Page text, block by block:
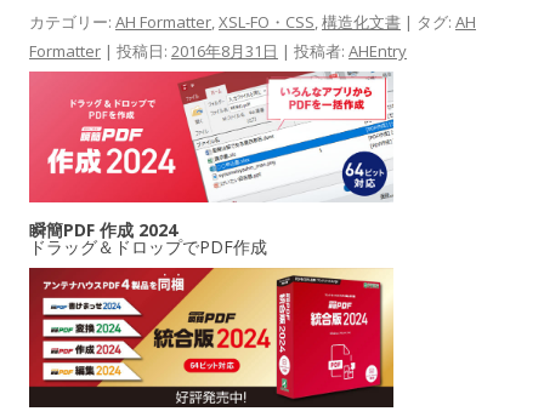
カテゴリー: AH Formatter,XSL-FO・CSS,構造化文書 | タグ: AH
Formatter | 投稿日: 2016年8月31日 | 投稿者: AHEntry
瞬簡PDF 作成 2024
ドラッグ＆ドロップでPDF作成